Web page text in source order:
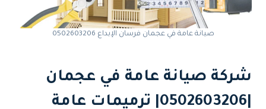
صيانة عامة في عجمان فرسان الإبداع 0502603206
شركة صيانة عامة في عجمان